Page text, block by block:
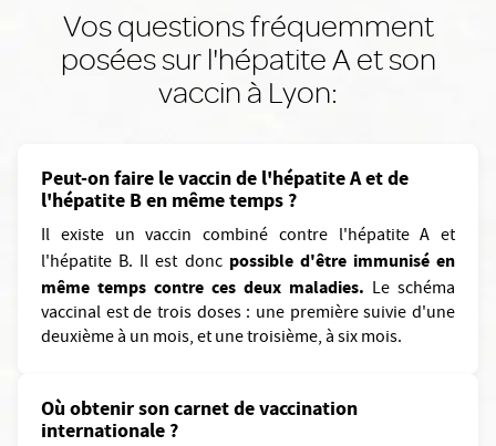
Vos questions fréquemment
posées sur l'hépatite A et son
vaccin à Lyon:
Peut-on faire le vaccin de l'hépatite A et de
l'hépatite B en même temps ?
Il existe un vaccin combiné contre l'hépatite A et
l'hépatite B. Il est donc possible d'être immunisé en
même temps contre ces deux maladies. Le schéma
vaccinal est de trois doses : une première suivie d'une
deuxième à un mois, et une troisième, à six mois.
Où obtenir son carnet de vaccination
internationale ?